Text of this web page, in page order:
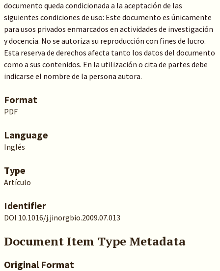
documento queda condicionada a la aceptación de las
siguientes condiciones de uso: Este documento es únicamente
para usos privados enmarcados en actividades de investigación
y docencia. No se autoriza su reproducción con fines de lucro.
Esta reserva de derechos afecta tanto los datos del documento
como a sus contenidos. En la utilización o cita de partes debe
indicarse el nombre de la persona autora.
Format
PDF
Language
Inglés
Type
Artículo
Identifier
DOI 10.1016/j.jinorgbio.2009.07.013
Document Item Type Metadata
Original Format